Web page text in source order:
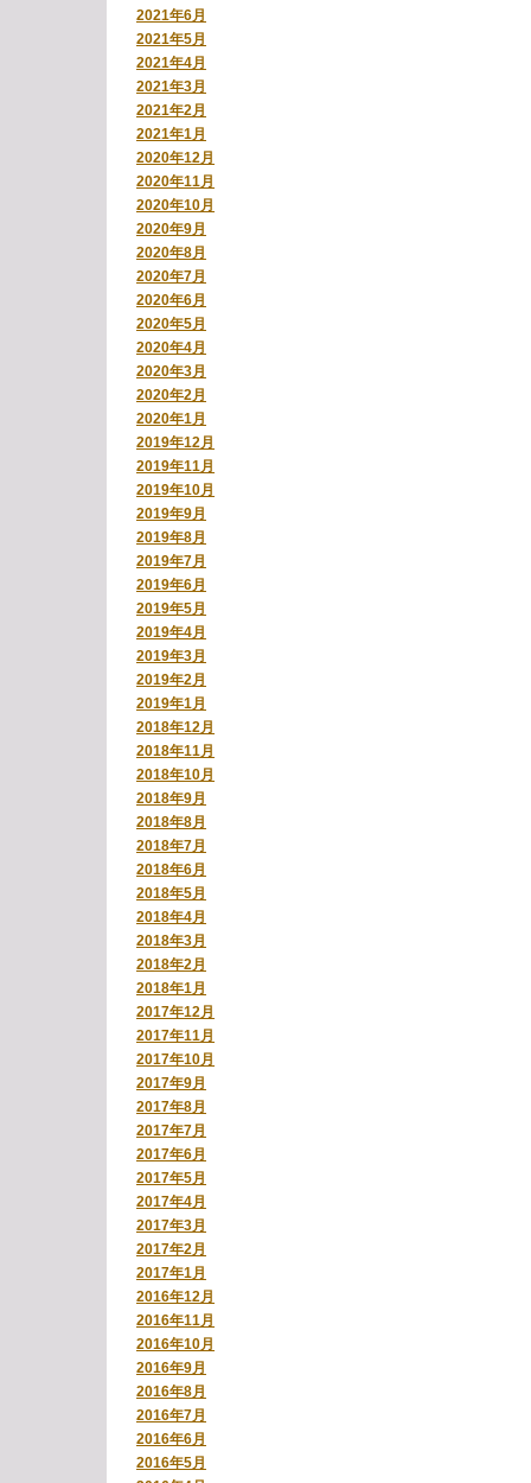
2021年6月
2021年5月
2021年4月
2021年3月
2021年2月
2021年1月
2020年12月
2020年11月
2020年10月
2020年9月
2020年8月
2020年7月
2020年6月
2020年5月
2020年4月
2020年3月
2020年2月
2020年1月
2019年12月
2019年11月
2019年10月
2019年9月
2019年8月
2019年7月
2019年6月
2019年5月
2019年4月
2019年3月
2019年2月
2019年1月
2018年12月
2018年11月
2018年10月
2018年9月
2018年8月
2018年7月
2018年6月
2018年5月
2018年4月
2018年3月
2018年2月
2018年1月
2017年12月
2017年11月
2017年10月
2017年9月
2017年8月
2017年7月
2017年6月
2017年5月
2017年4月
2017年3月
2017年2月
2017年1月
2016年12月
2016年11月
2016年10月
2016年9月
2016年8月
2016年7月
2016年6月
2016年5月